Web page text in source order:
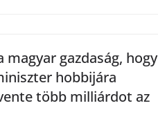
magyar gazdaság, hogy
hobbijára
több milliárdot az